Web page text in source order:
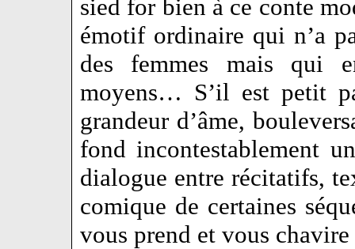
sied for bien à ce conte
émotif ordinaire qui n’a
des femmes mais qui
moyens… S’il est petit
grandeur d’âme,
fond incontestablement
dialogue entre récitatifs,
comique de certaines
vous prend et vous